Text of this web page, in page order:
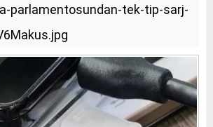
parlamentosundan-tek-tip-sarj-